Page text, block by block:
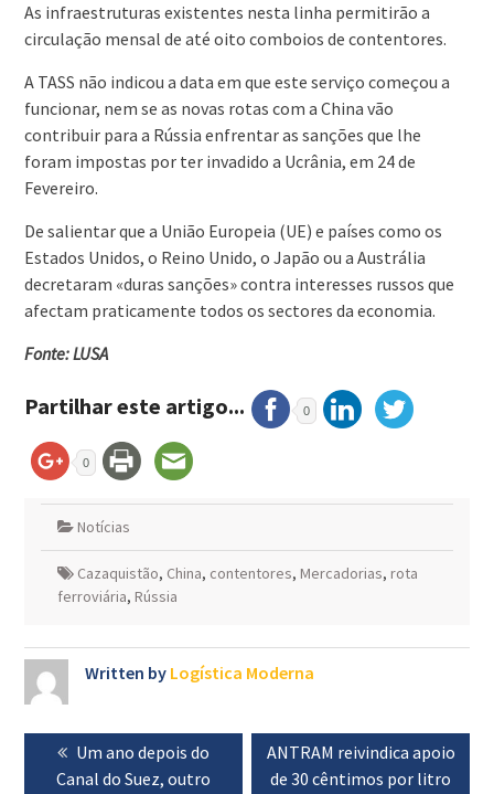
As infraestruturas existentes nesta linha permitirão a
circulação mensal de até oito comboios de contentores.
A TASS não indicou a data em que este serviço começou a
funcionar, nem se as novas rotas com a China vão
contribuir para a Rússia enfrentar as sanções que lhe
foram impostas por ter invadido a Ucrânia, em 24 de
Fevereiro.
De salientar que a União Europeia (UE) e países como os
Estados Unidos, o Reino Unido, o Japão ou a Austrália
decretaram «duras sanções» contra interesses russos que
afectam praticamente todos os sectores da economia.
Fonte: LUSA
Partilhar este artigo... 0
0
Notícias
Cazaquistão, China, contentores, Mercadorias, rota
ferroviária, Rússia
Written by Logística Moderna
Navegação
Previous
post:
Um ano depois do
Canal do Suez, outro
Next
post:
ANTRAM reivindica apoio
de 30 cêntimos por litro